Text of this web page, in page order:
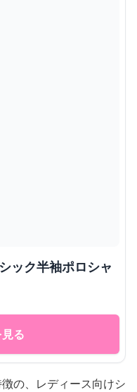
ック半袖ポロシャ
る
の、レディース向けシ